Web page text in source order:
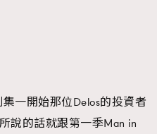
一開始那位Delos的投資者
說的話就跟第一季Man in